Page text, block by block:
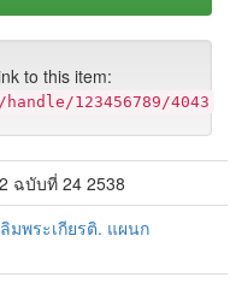
to this item:
123456789/4043
ฉบับที่ 24 2538
มพระเกียรติ. แผนก